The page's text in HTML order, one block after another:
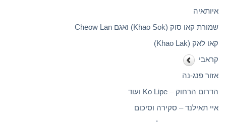
איותאיה
שמורת קאו סוק (Khao Sok) ואגם Cheow Lan
קאו לאק (Khao Lak)
קראבי
אזור פנג-נה
הדרום הרחוק – Ko Lipe ועוד
איי תאילנד – סקירה וסיכום